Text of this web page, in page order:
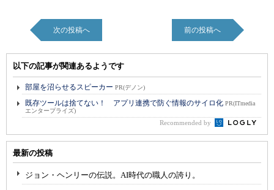
次の投稿へ 前の投稿へ
以下の記事が関連あるようです
部屋を沼らせるスピーカー PR(デノン)
既存ツールは捨てない！ アプリ連携で防ぐ情報のサイロ化 PR(ITmedia
エンタープライズ)
Recommended by
最新の投稿
ジョン・ヘンリーの伝説。AI時代の職人の誇り。